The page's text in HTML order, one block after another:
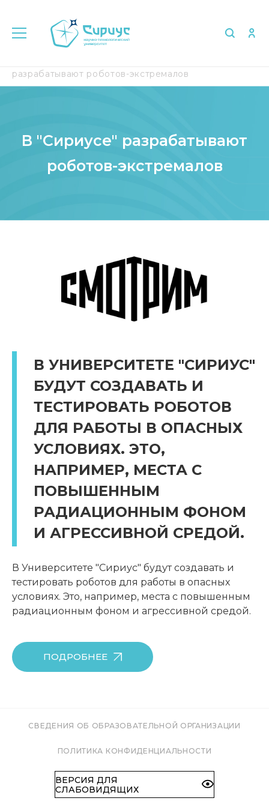
разрабатывают роботов-экстремалов
В "Сириусе" разрабатывают
роботов-экстремалов
В УНИВЕРСИТЕТЕ "СИРИУС"
БУДУТ СОЗДАВАТЬ И
ТЕСТИРОВАТЬ РОБОТОВ
ДЛЯ РАБОТЫ В ОПАСНЫХ
УСЛОВИЯХ. ЭТО,
НАПРИМЕР, МЕСТА С
ПОВЫШЕННЫМ
РАДИАЦИОННЫМ ФОНОМ
И АГРЕССИВНОЙ СРЕДОЙ.
В Университете "Сириус" будут создавать и
тестировать роботов для работы в опасных
условиях. Это, например, места с повышенным
радиационным фоном и агрессивной средой.
ПОДРОБНЕЕ
СВЕДЕНИЯ ОБ ОБРАЗОВАТЕЛЬНОЙ ОРГАНИЗАЦИИ
ПОЛИТИКА КОНФИДЕНЦИАЛЬНОСТИ
ВЕРСИЯ ДЛЯ
СЛАБОВИДЯЩИХ